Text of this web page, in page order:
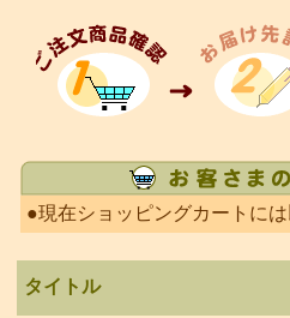
●現在ショッピングカートに
タイトル